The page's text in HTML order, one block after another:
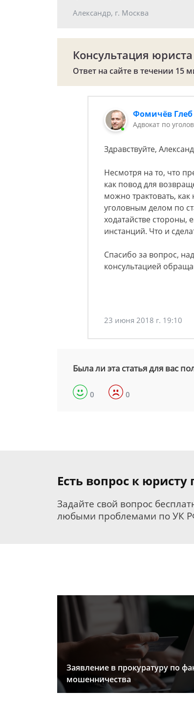
Александр, г. Москва
Консультация
Ответ на сайте в течении 15
Фомичёв Глеб
Адвокат по
Здравствуйте,
Несмотря на то, что
как повод для
можно трактовать,
уголовным делом по
ходатайстве стороны,
инстанций. Что и
Спасибо за вопрос,
консультацией
23 июня 2018 г. 19:10
Была ли эта статья для вас
0 0
Есть вопрос к
Задайте свой вопрос
любыми проблемами по УК
Заявление в прокуратуру по
мошенничества